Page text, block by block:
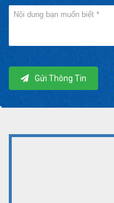
Gửi Thông Tin